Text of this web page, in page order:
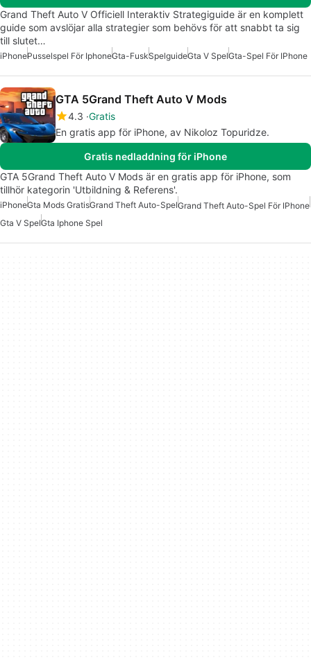
Grand Theft Auto V Officiell Interaktiv Strategiguide är en komplett
guide som avslöjar alla strategier som behövs för att snabbt ta sig
till slutet…
iPhonePusselspel För IphoneGta-FuskSpelguideGta V SpelGta-Spel För IPhone
GTA 5Grand Theft Auto V Mods
4.3 Gratis
En gratis app för iPhone, av Nikoloz Topuridze.
Gratis nedladdning för iPhone
GTA 5Grand Theft Auto V Mods är en gratis app för iPhone, som
tillhör kategorin 'Utbildning & Referens'.
iPhoneGta Mods GratisGrand Theft Auto-SpelGrand Theft Auto-Spel För IPhone
Gta V SpelGta Iphone Spel